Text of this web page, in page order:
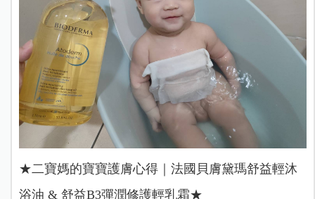
★二寶媽的寶寶護膚心得｜法國貝膚黛瑪舒益輕沐
浴油 & 舒益B3彈潤修護輕乳霜★